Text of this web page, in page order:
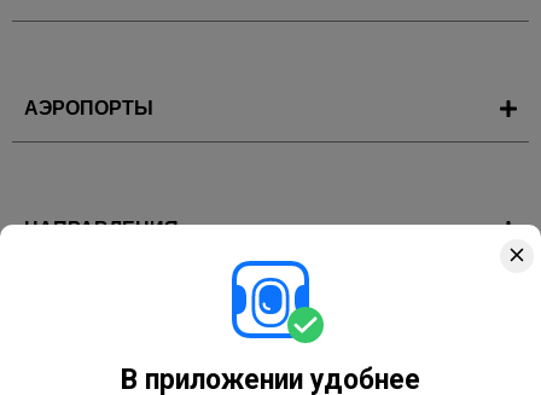
В приложении удобнее
АЭРОПОРТЫ
НАПРАВЛЕНИЯ